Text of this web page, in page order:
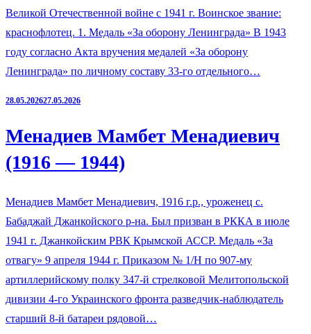
Великой Отечественной войне с 1941 г. Воинское звание:
краснофлотец. 1. Медаль «За оборону Ленинграда» В 1943
году согласно Акта вручения медалей «За оборону
Ленинграда» по личному составу 33-го отдельного…
28.05.202627.05.2026
Менадиев Мамбет Менадиевич
(1916 — 1944)
Менадиев Мамбет Менадиевич, 1916 г.р., уроженец с.
Бабаджай Джанкойского р-на. Был призван в РККА в июле
1941 г. Джанкойским РВК Крымской АССР. Медаль «За
отвагу» 9 апреля 1944 г. Приказом № 1/Н по 907-му
артиллерийскому полку 347-й стрелковой Мелитопольской
дивизии 4-го Украинского фронта разведчик-наблюдатель
старший 8-й батареи рядовой…